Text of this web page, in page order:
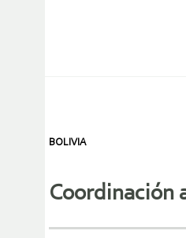
BOLIVIA
Coordinación